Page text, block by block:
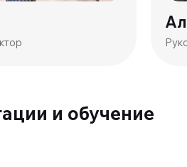
и обучение